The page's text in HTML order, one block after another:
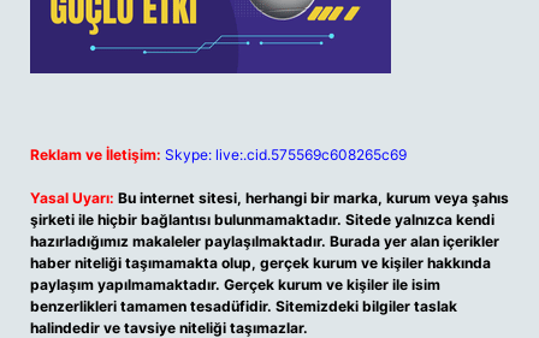
Reklam ve İletişim: Skype: live:.cid.575569c608265c69
Yasal Uyarı: Bu internet sitesi, herhangi bir marka, kurum veya şahıs
şirketi ile hiçbir bağlantısı bulunmamaktadır. Sitede yalnızca kendi
hazırladığımız makaleler paylaşılmaktadır. Burada yer alan içerikler
haber niteliği taşımamakta olup, gerçek kurum ve kişiler hakkında
paylaşım yapılmamaktadır. Gerçek kurum ve kişiler ile isim
benzerlikleri tamamen tesadüfidir. Sitemizdeki bilgiler taslak
halindedir ve tavsiye niteliği taşımazlar.